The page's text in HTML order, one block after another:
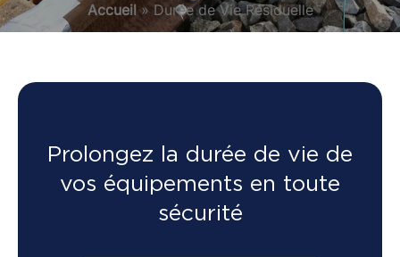
Accueil»Durée de Vie Résiduelle
Prolongez la durée de vie de
vos équipements en toute
sécurité